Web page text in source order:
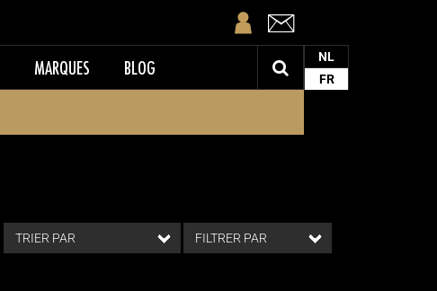
MARQUES BLOG
NL
FR